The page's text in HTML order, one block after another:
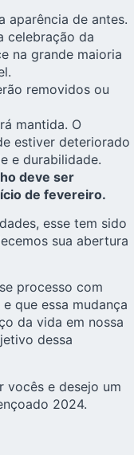
aparência de antes.
celebração da
na grande maioria
removidos ou
mantida. O
estiver deteriorado
e durabilidade.
deve ser
de fevereiro.
esse tem sido
sua abertura
processo com
que essa mudança
da vida em nossa
dessa
vocês e desejo um
2024.